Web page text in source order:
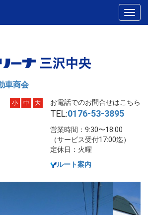
車商会
お電話でのお問合せはこちら
TEL:0176-53-3895
営業時間：9:30〜18:00
（サービス受付17:00迄）
定休日：火曜
ルート案内
小 中 大